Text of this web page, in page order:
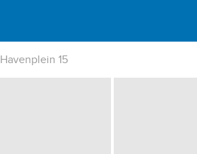
Havenplein 15